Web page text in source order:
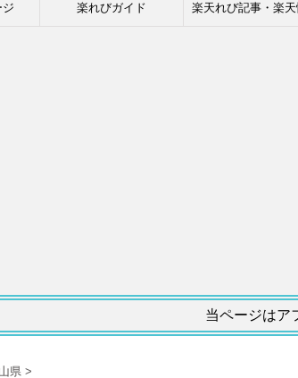
楽れびガイド 楽天れび記事・楽天
当ページはア
県 >